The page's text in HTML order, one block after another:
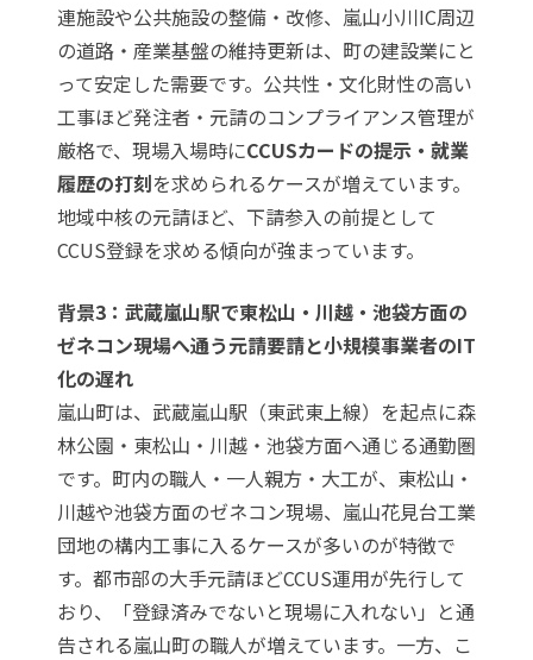
連施設や公共施設の整備・改修、嵐山小川IC周辺
の道路・産業基盤の維持更新は、町の建設業にと
って安定した需要です。公共性・文化財性の高い
工事ほど発注者・元請のコンプライアンス管理が
厳格で、現場入場時にCCUSカードの提示・就業
履歴の打刻を求められるケースが増えています。
地域中核の元請ほど、下請参入の前提として
CCUS登録を求める傾向が強まっています。
背景3：武蔵嵐山駅で東松山・川越・池袋方面の
ゼネコン現場へ通う元請要請と小規模事業者のIT
化の遅れ
嵐山町は、武蔵嵐山駅（東武東上線）を起点に森
林公園・東松山・川越・池袋方面へ通じる通勤圏
です。町内の職人・一人親方・大工が、東松山・
川越や池袋方面のゼネコン現場、嵐山花見台工業
団地の構内工事に入るケースが多いのが特徴で
す。都市部の大手元請ほどCCUS運用が先行して
おり、「登録済みでないと現場に入れない」と通
告される嵐山町の職人が増えています。一方、こ